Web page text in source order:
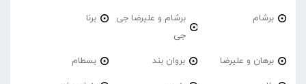
برشام
برشام و علیرضا جی
جی
برنا
برهان و علیرضا بروان بند بسطام